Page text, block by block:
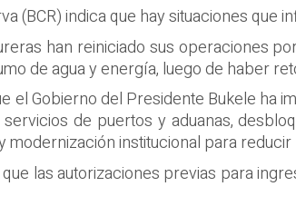
(BCR) indica que hay situaciones
han reiniciado sus operaciones
de agua y energía, luego de haber
el Gobierno del Presidente Bukele ha
de puertos y aduanas,
institucional para reducir
las autorizaciones previas para